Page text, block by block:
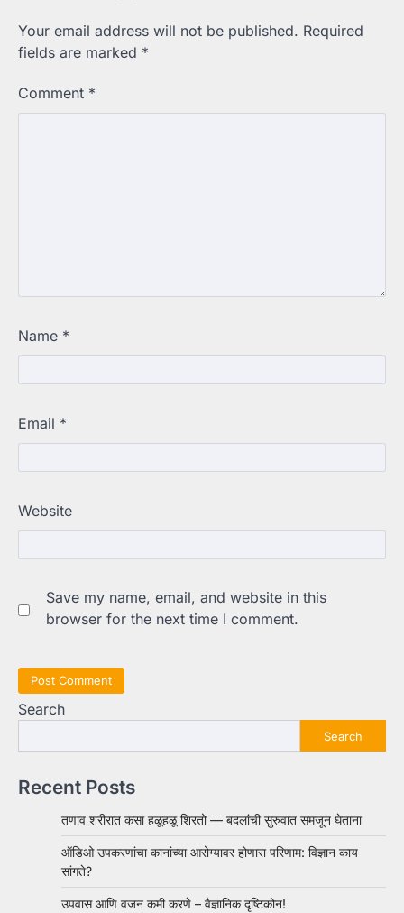
Your email address will not be published. Required
fields are marked *
Comment *
Name *
Email *
Website
Save my name, email, and website in this
browser for the next time I comment.
Search
Search
Recent Posts
तणाव शरीरात कसा हळूहळू शिरतो — बदलांची सुरुवात समजून घेताना
ऑडिओ उपकरणांचा कानांच्या आरोग्यावर होणारा परिणाम: विज्ञान काय
सांगते?
उपवास आणि वजन कमी करणे – वैज्ञानिक दृष्टिकोन!